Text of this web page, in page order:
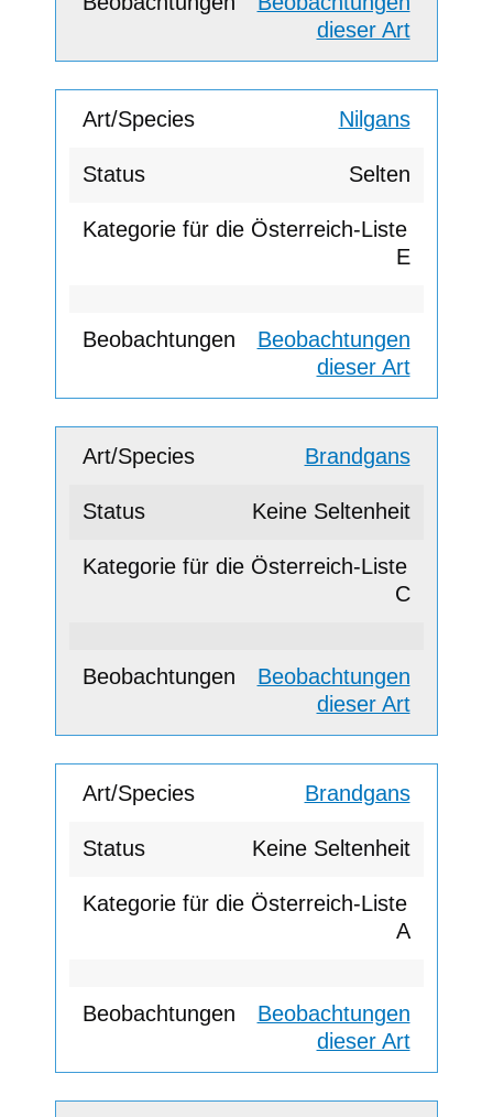
dieser Art
Nilgans
Selten
E
Beobachtungen
dieser Art
Brandgans
Keine Seltenheit
C
Beobachtungen
dieser Art
Brandgans
Keine Seltenheit
A
Beobachtungen
dieser Art